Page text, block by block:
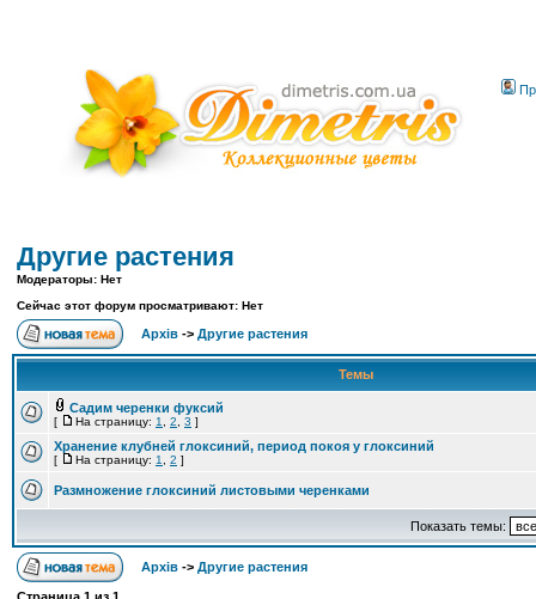
Другие растения
Модераторы: Нет
Сейчас этот форум просматривают: Нет
Архів -> Другие растения
Темы
Садим черенки фуксий
[ На страницу: 1 2 3 ]
Хранение клубней глоксиний, период покоя у глоксиний
[ На страницу: 1 2 ]
Размножение глоксиний листовыми черенками
Показать темы:
Архів -> Другие растения